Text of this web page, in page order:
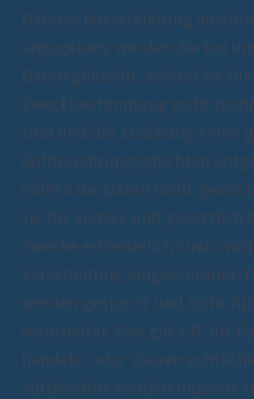
Datenschutzerklärung
angegeben, werden die bei
Daten gelöscht, sobald sie für
Zweckbestimmung nicht
sind und der Löschung keine
Aufbewahrungspflichten
Sofern die Daten nicht
sie für andere und gesetzlich
Zwecke erforderlich sind,
Verarbeitung eingeschränkt.
werden gesperrt und nicht für
verarbeitet. Das gilt z.B. für
handels- oder
aufbewahrt werden müssen.